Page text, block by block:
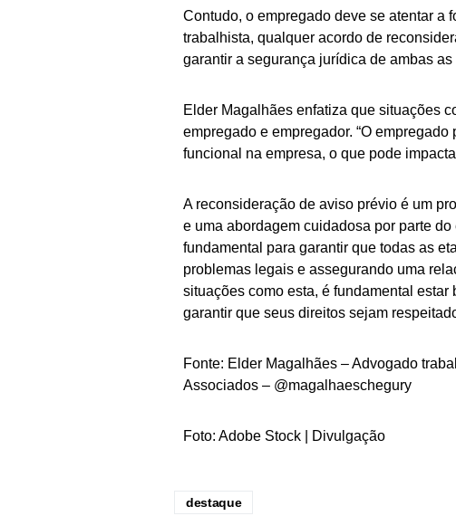
Contudo, o empregado deve se atentar a
trabalhista, qualquer acordo de
garantir a segurança jurídica de ambas
Elder Magalhães enfatiza que situações
empregado e empregador. “O
funcional na empresa, o que pode
A reconsideração de aviso prévio é um
e uma abordagem cuidadosa por parte
fundamental para garantir que todas as
problemas legais e assegurando uma
situações como esta, é fundamental
garantir que seus direitos sejam
Fonte: Elder Magalhães – Advogado
Associados – @magalhaeschegury
Foto: Adobe Stock | Divulgação
destaque